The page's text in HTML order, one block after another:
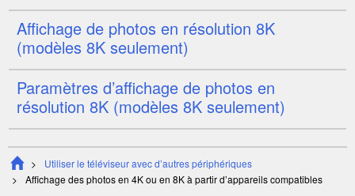
Affichage de photos en résolution 8K
(modèles 8K seulement)
Paramètres d’affichage de photos en
résolution 8K (modèles 8K seulement)
Utiliser le téléviseur avec d’autres périphériques
Affichage des photos en 4K ou en 8Kà partir d’appareils compatibles